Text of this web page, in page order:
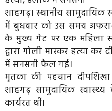
शाहगढ़। स्थानीय सामुदायिक
में बुधवार को उस समय
के मुख्य गेट पर एक महिला
द्वारा गोली मारकर हत्या
में सनसनी फैल गई।
मृतका की पहचान
शाहगढ़ सामुदायिक
कार्यरत थीं।